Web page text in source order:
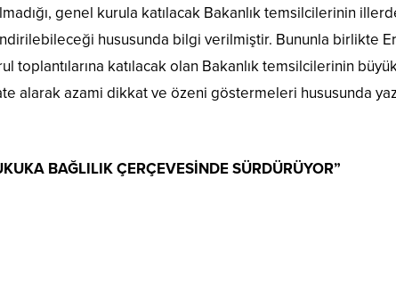
genel kurula katılacak Bakanlık temsilcilerinin
hususunda bilgi verilmiştir. Bununla birlikte
toplantılarına katılacak olan Bakanlık temsilcilerinin
alarak azami dikkat ve özeni göstermeleri hususunda
BAĞLILIK ÇERÇEVESİNDE SÜRDÜRÜYOR”